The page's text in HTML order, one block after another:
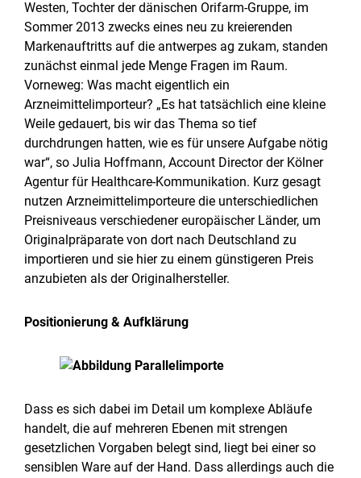
Westen, Tochter der dänischen Orifarm-Gruppe, im
Sommer 2013 zwecks eines neu zu kreierenden
Markenauftritts auf die antwerpes ag zukam, standen
zunächst einmal jede Menge Fragen im Raum.
Vorneweg: Was macht eigentlich ein
Arzneimittelimporteur? „Es hat tatsächlich eine kleine
Weile gedauert, bis wir das Thema so tief
durchdrungen hatten, wie es für unsere Aufgabe nötig
war“, so Julia Hoffmann, Account Director der Kölner
Agentur für Healthcare-Kommunikation. Kurz gesagt
nutzen Arzneimittelimporteure die unterschiedlichen
Preisniveaus verschiedener europäischer Länder, um
Originalpräparate von dort nach Deutschland zu
importieren und sie hier zu einem günstigeren Preis
anzubieten als der Originalhersteller.
Positionierung & Aufklärung
Dass es sich dabei im Detail um komplexe Abläufe
handelt, die auf mehreren Ebenen mit strengen
gesetzlichen Vorgaben belegt sind, liegt bei einer so
sensiblen Ware auf der Hand. Dass allerdings auch die